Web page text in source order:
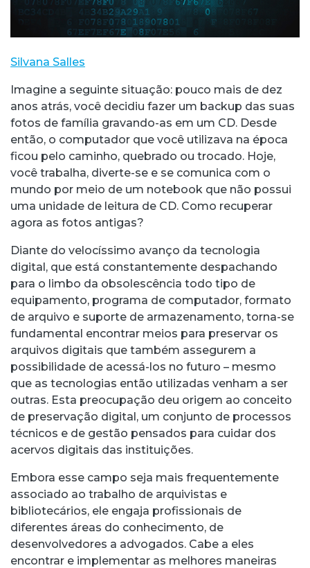
Silvana Salles
Imagine a seguinte situação: pouco mais de dez
anos atrás, você decidiu fazer um backup das suas
fotos de família gravando-as em um CD. Desde
então, o computador que você utilizava na época
ficou pelo caminho, quebrado ou trocado. Hoje,
você trabalha, diverte-se e se comunica com o
mundo por meio de um notebook que não possui
uma unidade de leitura de CD. Como recuperar
agora as fotos antigas?
Diante do velocíssimo avanço da tecnologia
digital, que está constantemente despachando
para o limbo da obsolescência todo tipo de
equipamento, programa de computador, formato
de arquivo e suporte de armazenamento, torna-se
fundamental encontrar meios para preservar os
arquivos digitais que também assegurem a
possibilidade de acessá-los no futuro – mesmo
que as tecnologias então utilizadas venham a ser
outras. Esta preocupação deu origem ao conceito
de preservação digital, um conjunto de processos
técnicos e de gestão pensados para cuidar dos
acervos digitais das instituições.
Embora esse campo seja mais frequentemente
associado ao trabalho de arquivistas e
bibliotecários, ele engaja profissionais de
diferentes áreas do conhecimento, de
desenvolvedores a advogados. Cabe a eles
encontrar e implementar as melhores maneiras